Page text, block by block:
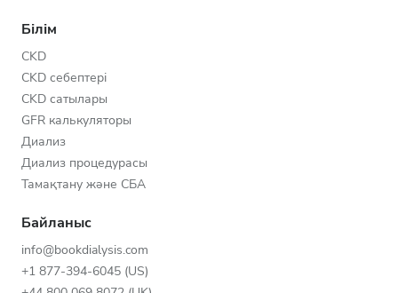
Білім
CKD
CKD себептері
CKD сатылары
GFR калькуляторы
Диализ
Диализ процедурасы
Тамақтану және СБА
Байланыс
info@bookdialysis.com
+1 877-394-6045 (US)